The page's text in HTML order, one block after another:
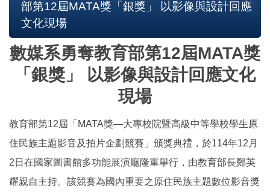
部第12屆MATA獎「銀獎」 以影像與設計回應
文化現場
數媒系勇奪教育部第12屆MATA獎
「銀獎」 以影像與設計回應文化
現場
教育部第12屆「MATA獎—大專校院暨高級中等學校學生原
住民族主題影音及拍片企劃競賽」頒獎典禮，於114年12月
2日在國家圖書館多功能展演廳隆重舉行，由教育部長鄭英
耀親自主持。該競賽為國內重要之原住民族主題數位影音獎